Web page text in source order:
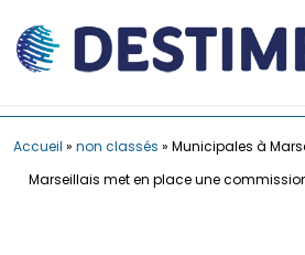
Accueil » non classés » Municipales à
Marseillais met en place une